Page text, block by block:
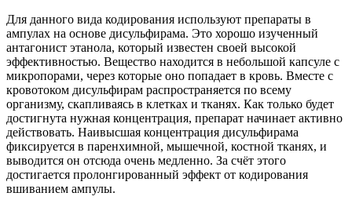
Для данного вида кодирования используют препараты в
ампулах на основе дисульфирама. Это хорошо изученный
антагонист этанола, который известен своей высокой
эффективностью. Вещество находится в небольшой капсуле с
микропорами, через которые оно попадает в кровь. Вместе с
кровотоком дисульфирам распространяется по всему
организму, скапливаясь в клетках и тканях. Как только будет
достигнута нужная концентрация, препарат начинает активно
действовать. Наивысшая концентрация дисульфирама
фиксируется в паренхимной, мышечной, костной тканях, и
выводится он отсюда очень медленно. За счёт этого
достигается пролонгированный эффект от кодирования
вшиванием ампулы.